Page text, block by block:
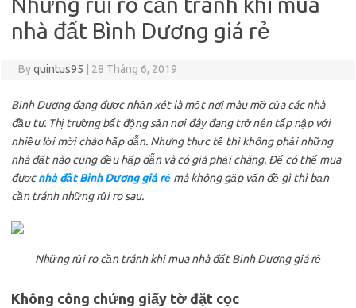
nhà đất Bình Dương giá rẻ
Byquintus95 28 Tháng 6, 2019
Bình Dương đang được nhận xét là một nơi màu mỡ của các nhà
đầu tư. Thị trường bất động sản nơi đây đang trở nên tấp nập với
nhiều lời mời chào hấp dẫn. Nhưng thực tế thì không phải những
nhà đất nào cũng đều hấp dẫn và có giá phải chăng. Để có thể mua
đượcnhà đất Bình Dương giá rẻ mà không gặp vấn đề gì thì bạn
cần tránh những rủi ro sau.
Những rủi ro cần tránh khi mua nhà đất Bình Dương giá rẻ
Không công chứng giấy tờ đặt cọc